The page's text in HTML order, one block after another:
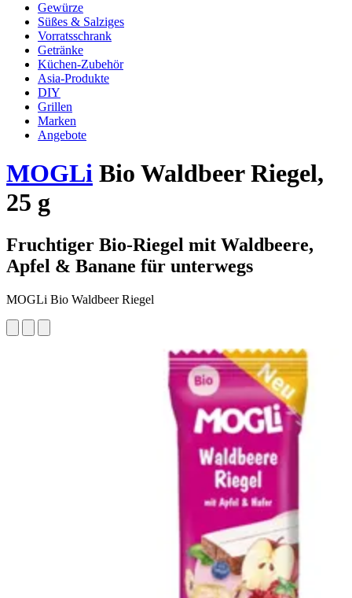
Gewürze
Süßes & Salziges
Vorratsschrank
Getränke
Küchen-Zubehör
Asia-Produkte
DIY
Grillen
Marken
Angebote
MOGLi Bio Waldbeer Riegel,
25 g
Fruchtiger Bio-Riegel mit Waldbeere,
Apfel & Banane für unterwegs
MOGLi Bio Waldbeer Riegel